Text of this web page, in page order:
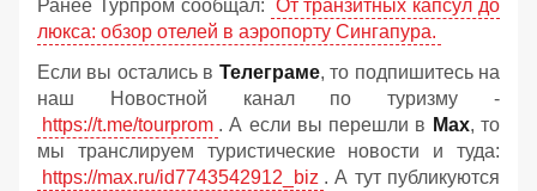
Ранее Турпром сообщал: От транзитных капсул до
люкса: обзор отелей в аэропорту Сингапура.
Если вы остались в Телеграме, то подпишитесь на
наш Новостной канал по туризму -
https://t.me/tourprom . А если вы перешли в Мах, то
мы транслируем туристические новости и туда:
https://max.ru/id7743542912_biz . А тут публикуются